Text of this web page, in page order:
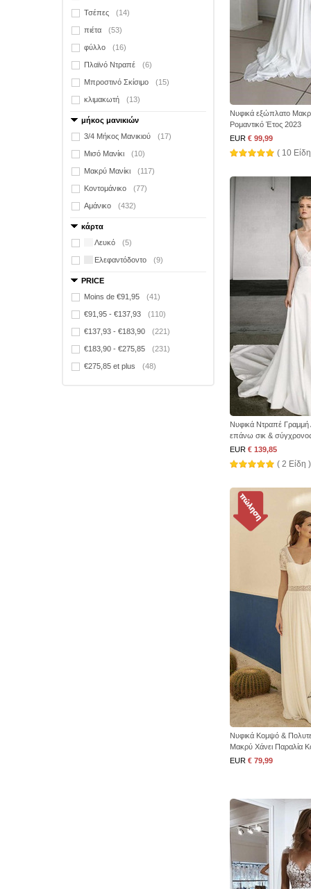
Τσέπες (14)
πιέτα (53)
φύλλο (16)
Πλαϊνό Ντραπέ (6)
Μπροστινό Σκίσιμο (15)
κλιμακωτή (13)
μήκος μανικιών
3/4 Μήκος Μανικιού
(17)
Μισό Μανίκι (10)
Μακρύ Μανίκι (117)
Κοντομάνικο (77)
Αμάνικο (432)
κάρτα
Λευκό
(5)
Ελεφαντόδοντο (9)
PRICE
Moins de €91,95
(41)
€91,95 - €137,93 (110)
€137,93 - €183,90 (221)
€183,90 - €275,85 (231)
€275,85 et plus (48)
Νυφικά εξώπλατο
Ρομαντικό Έτος 2023
EUR € 99,99
( 10
Νυφικά Ντραπέ
επάνω σικ &
EUR € 139,85
( 2 Είδη )
Νυφικά Κομψό &
Μακρύ Χάνει Παραλία
EUR € 79,99